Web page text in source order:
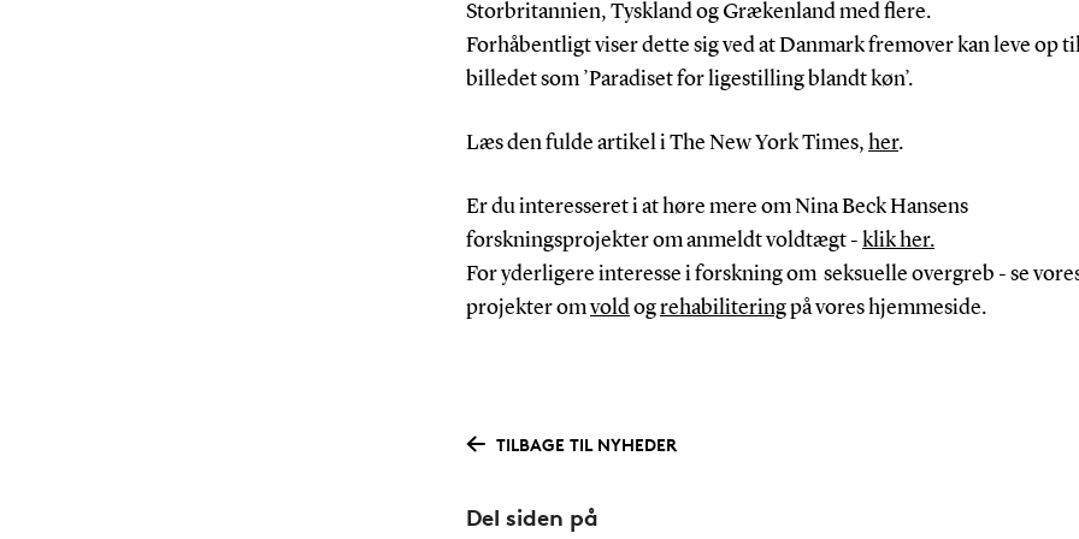
Storbritannien, Tyskland og Grækenland med flere.
Forhåbentligt viser dette sig ved at Danmark fremover kan leve op
billedet som ’Paradiset for ligestilling blandt køn’.
Læs den fulde artikel i The New York Times, her.
Er du interesseret i at høre mere om Nina Beck Hansens
forskningsprojekter om anmeldt voldtægt - klik her.
For yderligere interesse i forskning om seksuelle overgreb - se
projekter omvold ogrehabiliteringpå vores hjemmeside.
TILBAGE TIL NYHEDER
Del siden på